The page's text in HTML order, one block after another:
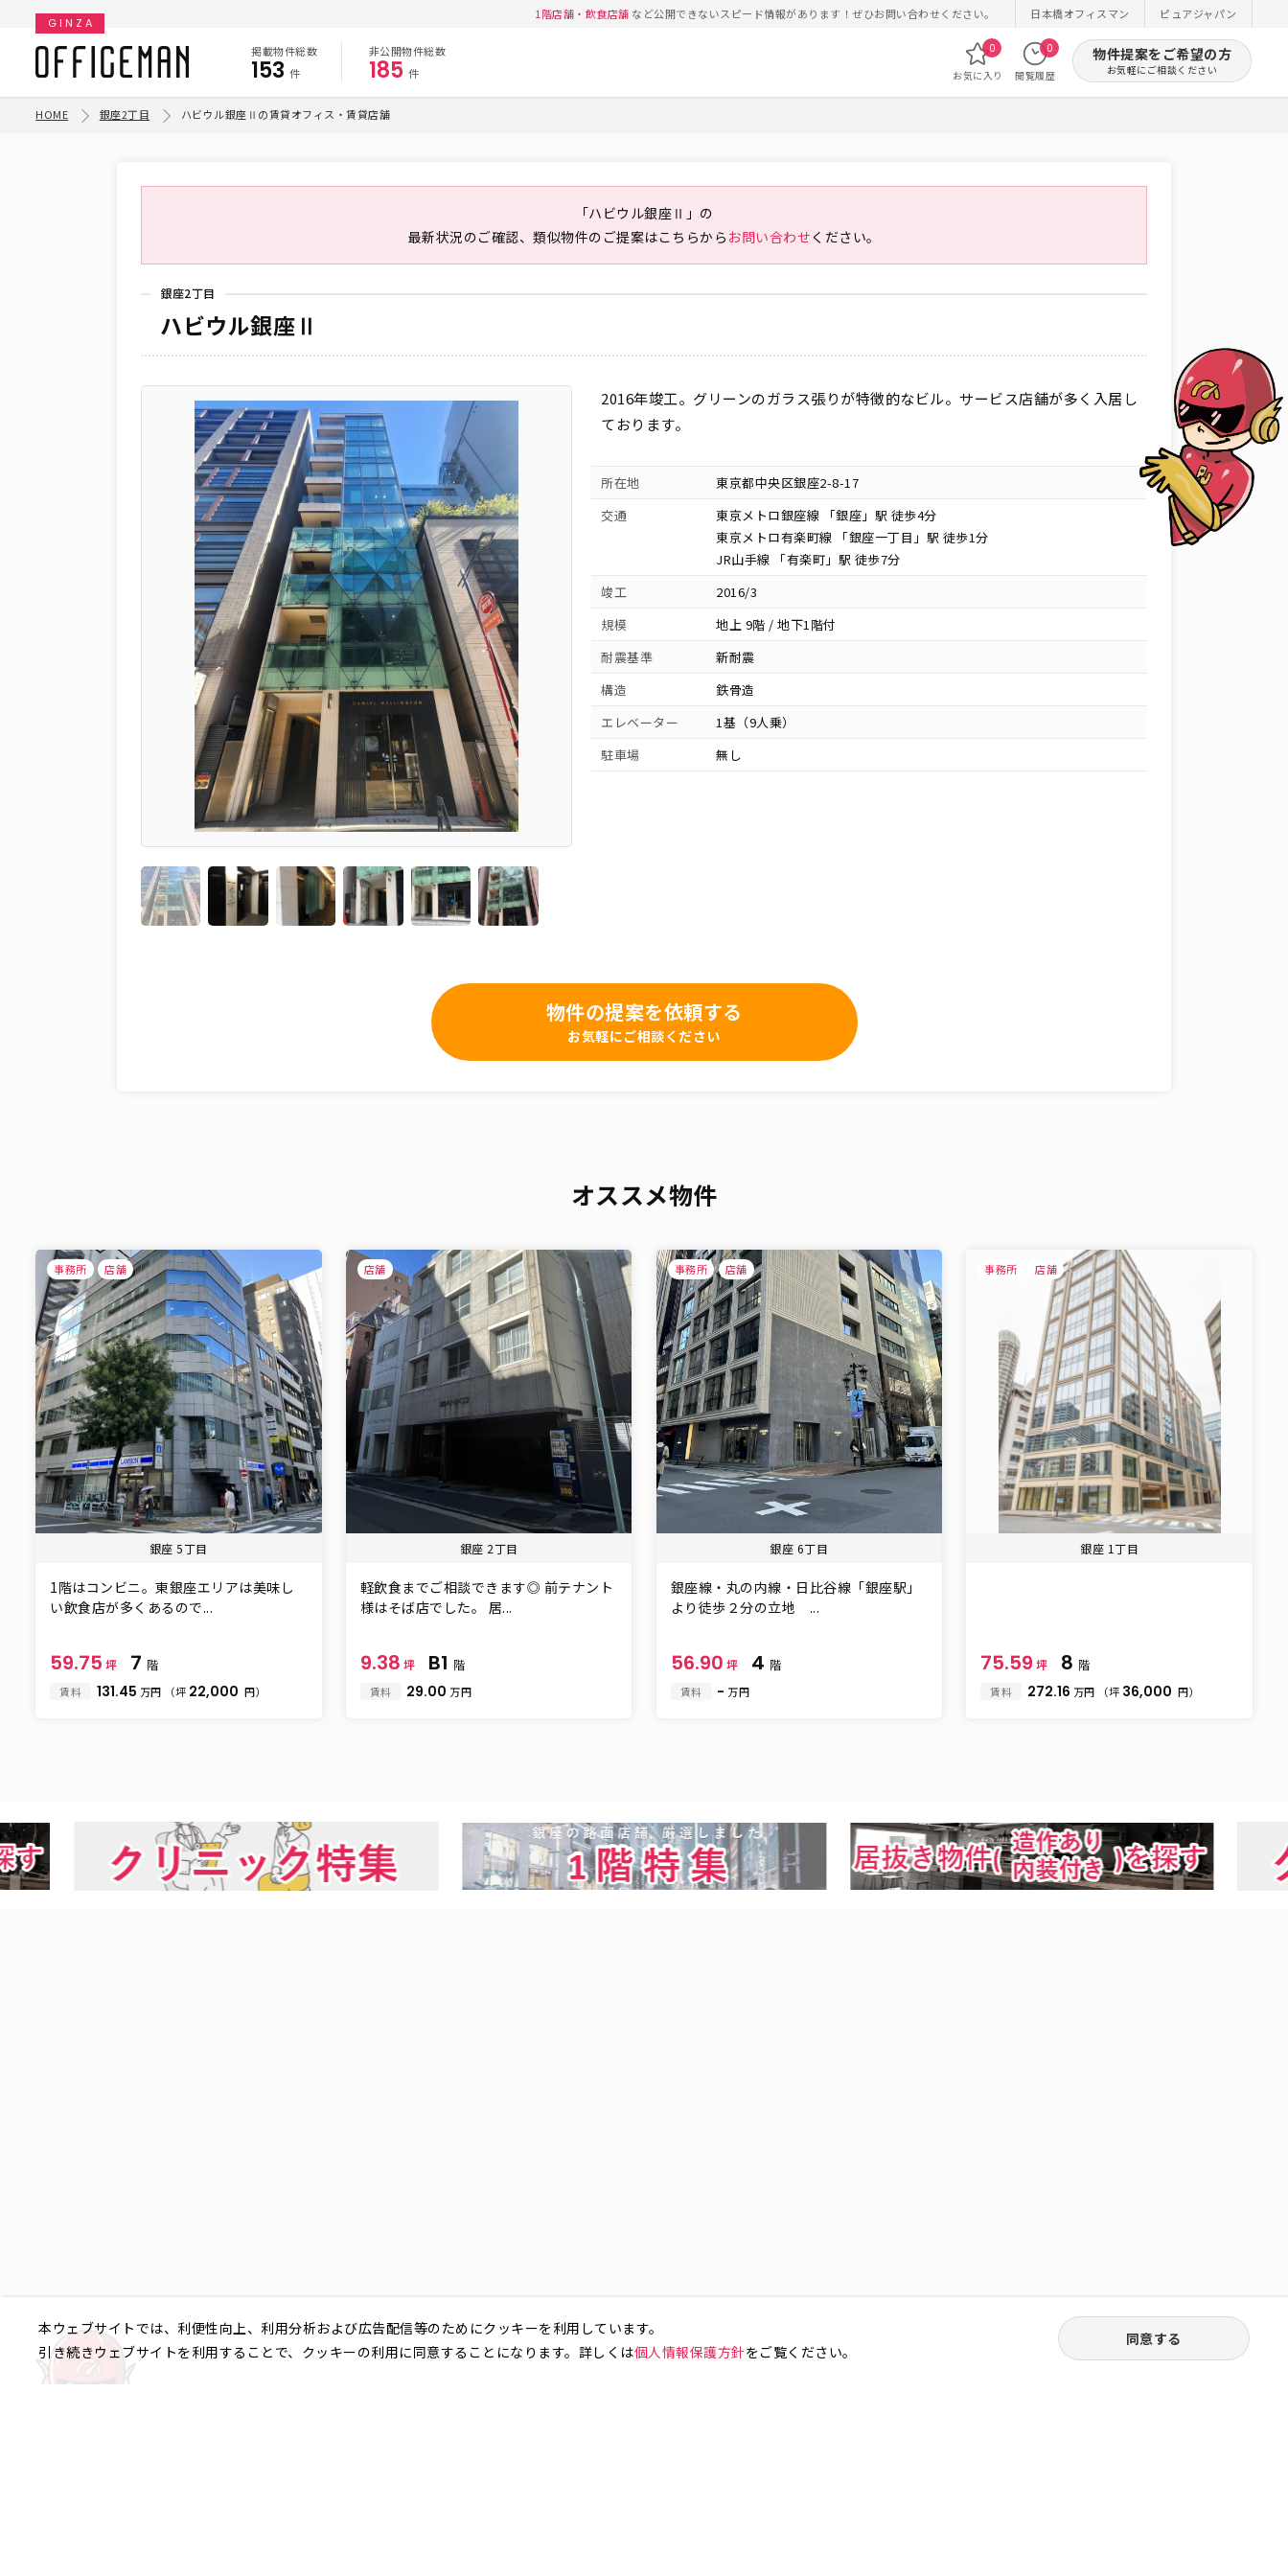
1階店舗 ・ 飲食店舗 など公開できないスピード情報があります！ぜひお問い合わせください。 日本橋オフィスマン ピュアジャパン
GINZA
掲載物件総数
153 件
非公開物件総数
185 件 お気に入り
0
閲覧履歴
0 物件提案をご希望の方
お気軽にご相談ください
HOME 銀座2丁目 ハビウル銀座Ⅱの賃貸オフィス・賃貸店舗
「ハビウル銀座Ⅱ」の
最新状況のご確認、類似物件のご提案はこちらから お問い合わせ ください。
銀座2丁目
ハビウル銀座Ⅱ
2016年竣工。グリーンのガラス張りが特徴的なビル。サービス店舗が多く入居し
ております。
所在地
東京都中央区銀座2-8-17
交通
東京メトロ銀座線 「銀座」駅 徒歩4分
東京メトロ有楽町線 「銀座一丁目」駅 徒歩1分
JR山手線 「有楽町」駅 徒歩7分
竣工
2016/3
規模
地上 9階 / 地下1階付
耐震基準
新耐震
構造
鉄骨造
エレベーター
1基（9人乗）
駐車場
無し
物件の提案を依頼する
お気軽にご相談ください
オススメ物件
事務所 店舗
銀座 5丁目
1階はコンビニ。東銀座エリアは美味し
い飲食店が多くあるので...
59.75 坪 7 階
賃料 131.45 万円 （坪 22,000 円）
店舗
銀座 2丁目
軽飲食までご相談できます◎ 前テナント
様はそば店でした。 居...
9.38 坪 B1 階
賃料 29.00 万円
事務所 店舗
銀座 6丁目
銀座線・丸の内線・日比谷線「銀座駅」
より徒歩２分の立地 ...
56.90 坪 4 階
賃料 - 万円
事務所 店舗
銀座 1丁目
75.59 坪 8 階
賃料 272.16 万円 （坪 36,000 円）
本ウェブサイトでは、利便性向上、利用分析および広告配信等のためにクッキーを利用しています。
引き続きウェブサイトを利用することで、クッキーの利用に同意することになります。詳しくは個人情報保護方針をご覧ください。
同意する